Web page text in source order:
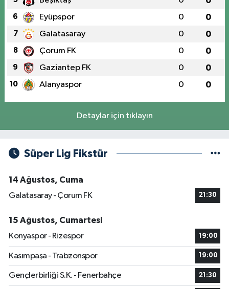
6 Eyüpspor 0 0
7 Galatasaray 0 0
8 Çorum FK 0 0
9 Gaziantep FK 0 0
10 Alanyaspor 0 0
Detaylar için tıklayın
Süper Lig Fikstür
14 Ağustos, Cuma
Galatasaray - Çorum FK
21:30
15 Ağustos, Cumartesi
Konyaspor - Rizespor
19:00
Kasımpaşa - Trabzonspor 19:00
Gençlerbirliği S.K. - Fenerbahçe 21:30